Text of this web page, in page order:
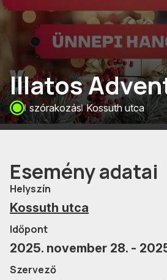
Illatos
szórakozás Kossuth utca
Esemény adatai
Helyszín
Kossuth utca
Időpont
2025. november 28. -
Szervező